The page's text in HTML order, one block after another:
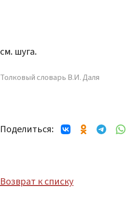
см. шуга.
Толковый словарь В.И. Даля
Поделиться:
Возврат к списку